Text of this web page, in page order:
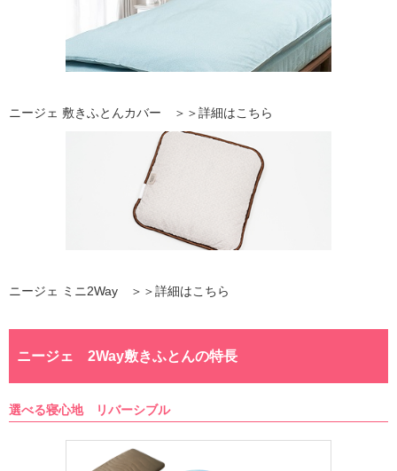
ニージェ 敷きふとんカバー ＞＞詳細はこちら
ニージェ ミニ2Way ＞＞詳細はこちら
ニージェ 2Way敷きふとんの特長
選べる寝心地 リバーシブル